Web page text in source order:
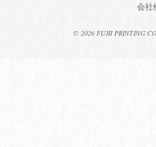
会社
© 2026 FUJII PRINTING